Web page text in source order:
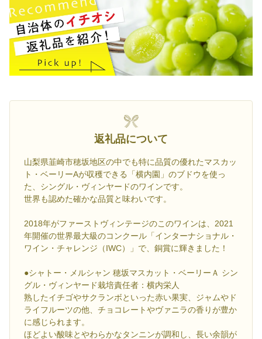
返礼品について
山梨県韮崎市穂坂地区の中でも特に品質の優れたマスカッ
ト・ベーリーAが収穫できる「横内園」のブドウを使っ
た、シングル・ヴィンヤードのワインです。
世界も認めた確かな品質と味わいです。
2018年がファーストヴィンテージのこのワインは、2021
年開催の世界最大級のコンクール「インターナショナル・
ワイン・チャレンジ（IWC）」で、銅賞に輝きました！
●シャトー・メルシャン 穂坂マスカット・ベーリーＡ シン
グル・ヴィンヤード栽培責任者：横内栄人
熟したイチゴやサクランボといった赤い果実、ジャムやド
ライフルーツの他、チョコレートやヴァニラの香りが豊か
に感じられます。
ほどよい酸味とやわらかなタンニンが調和し、長い余韻が